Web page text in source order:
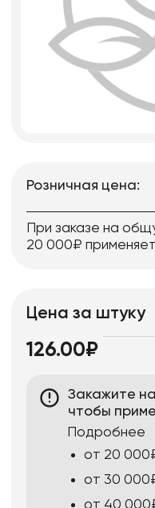
Розничная цена:
При заказе на
20 000₽
Цена за штуку
126.00₽
Закажите
чтобы
Подробнее
от 20
от 30
от 40